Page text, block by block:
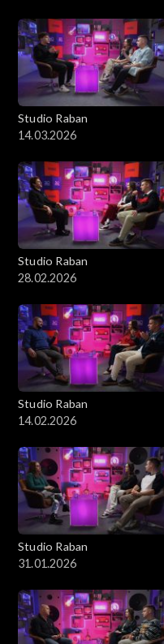
Studio Raban
14.03.2026
Studio Raban
28.02.2026
Studio Raban
14.02.2026
Studio Raban
31.01.2026